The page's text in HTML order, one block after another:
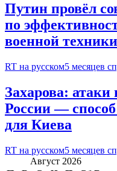
Путин провёл
по
военной
RT на русском5 месяцев
Захарова:
России —
для Киева
RT на русском5 месяцев
Август 2026